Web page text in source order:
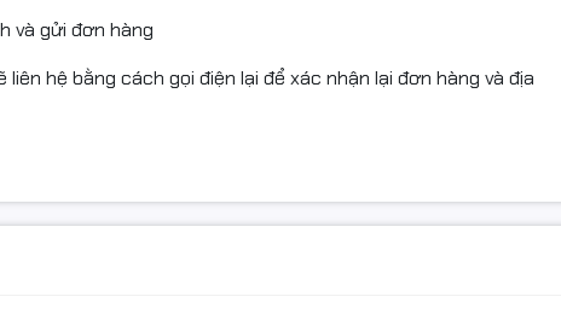
độ cao lâu dài.
tốc xử lý dữ liệu chuyên sâu
và gửi đơn hàng
hệ bằng cách gọi điện lại để xác nhận lại đơn hàng và địa